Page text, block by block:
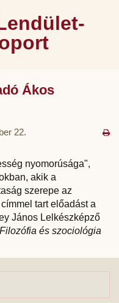
Ákos
22.
nyomorúsága",
akik a
szerepe az
tart előadást a
János Lelkészképző
Filozófia és szociológia